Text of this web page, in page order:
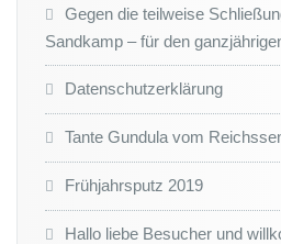
Gegen die teilweise
Sandkamp – für den
Datenschutzerklärung
Tante Gundula vom
Frühjahrsputz 2019
Hallo liebe Besucher und